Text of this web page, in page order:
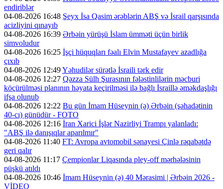
endiriblər
04-08-2026 16:48 Şeyx İsa Qasim ərəblərin ABŞ və İsrail qarşısında
acizliyini qınayıb
04-08-2026 16:39 Ərbəin yürüşü İslam ümməti üçün birlik
simvoludur
04-08-2026 16:25 İşçi hüquqları fəalı Elvin Mustafayev azadlığa
çıxıb
04-08-2026 12:49Yəhudilər sürətlə İsraili tərk edir
04-08-2026 12:27 Qəzza Sülh Şurasının fələstinlilərin məcburi
köçürülməsi planının həyata keçirilməsi ilə bağlı İsraillə əməkdaşlığı
ifşa olunub
04-08-2026 12:22 Bu gün İmam Hüseynin (ə) Ərbəin (şəhadətinin
40-cı) günüdür - FOTO
04-08-2026 12:16 İran Xarici İşlər Nazirliyi Trampı yalanladı:
"ABŞ ilə danışıqlar aparılmır"
04-08-2026 11:40 FT: Avropa avtomobil sənayesi Çinlə rəqabətdə
geri qalır
04-08-2026 11:17 Çempionlar Liqasında pley-off mərhələsinin
püşkü atıldı
04-08-2026 10:46 İmam Hüseynin (ə) 40 Mərasimi | Ərbəin 2026 -
VİDEO